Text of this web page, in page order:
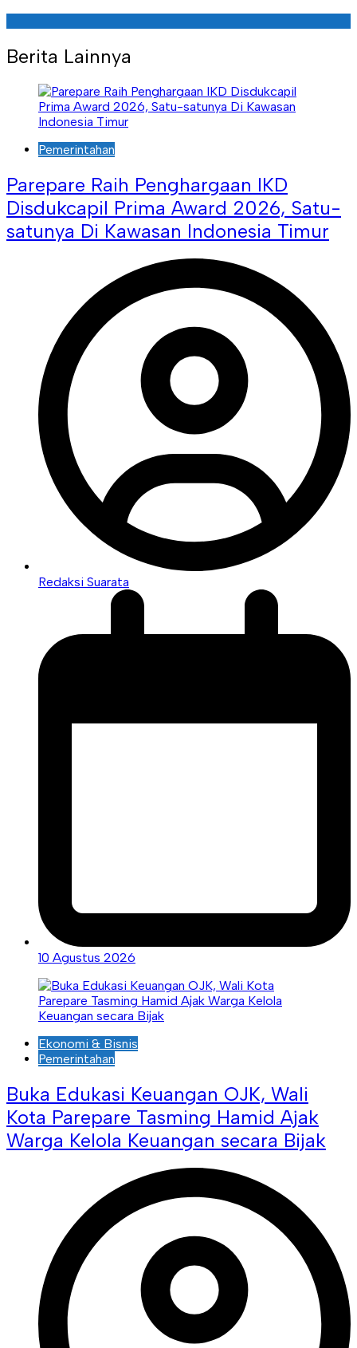
Berita Lainnya
Pemerintahan
Parepare Raih Penghargaan IKD
Disdukcapil Prima Award 2026, Satu-
satunya Di Kawasan Indonesia Timur
Redaksi Suarata
10 Agustus 2026
Ekonomi & Bisnis
Pemerintahan
Buka Edukasi Keuangan OJK, Wali
Kota Parepare Tasming Hamid Ajak
Warga Kelola Keuangan secara Bijak